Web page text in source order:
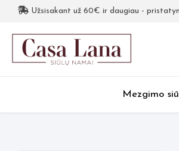
Užsisakant už 60€ ir daugiau -
Mezgimo